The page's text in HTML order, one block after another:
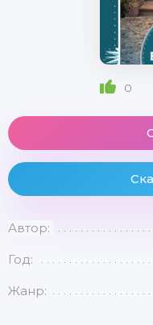
0
Автор:
Год:
Жанр: